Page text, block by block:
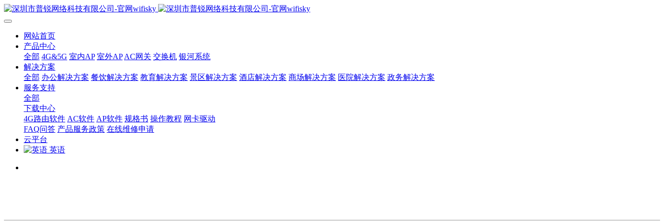
网站首页
产品中心
全部 4G&5G 室内AP 室外AP AC网关 交换机 银河系统
解决方案
全部 办公解决方案 餐饮解决方案 教育解决方案 景区解决方案 酒店解决方案 商场解决方案 医院解决方案 政务解决方案
服务支持
全部
下载中心
4G路由软件 AC软件 AP软件 规格书 操作教程 网卡驱动
FAQ问答 产品服务政策 在线维修申请
云平台
英语